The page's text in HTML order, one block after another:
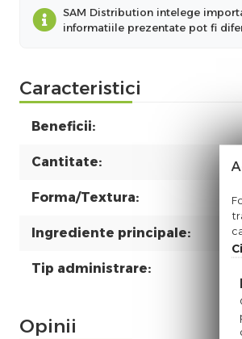
SAM Distribution intelege
informatiile prezentate pot fi
Caracteristici
Beneficii:
Cantitate:
Forma/Textura:
Ingrediente principale:
Tip administrare:
Opinii